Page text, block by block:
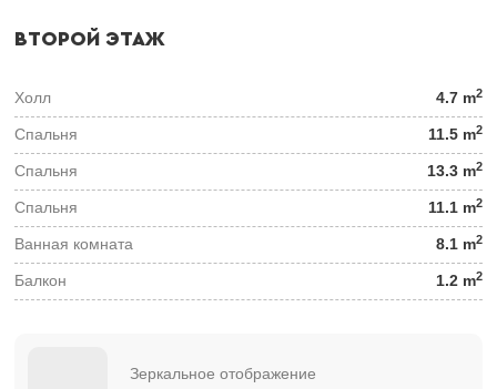
ВТОРОЙ ЭТАЖ
Холл 4.7 m2
Спальня 11.5 m2
Спальня 13.3 m2
Спальня 11.1 m2
Ванная комната 8.1 m2
Балкон 1.2 m2
Зеркальное отображение